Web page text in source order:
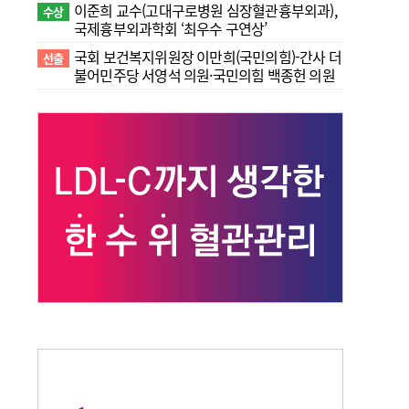
수상
이준희 교수(고대구로병원 심장혈관흉부외과),
국제흉부외과학회 ‘최우수 구연상’
선출 국회 보건복지위원장 이만희(국민의힘)-간사 더
불어민주당 서영석 의원·국민의힘 백종헌 의원